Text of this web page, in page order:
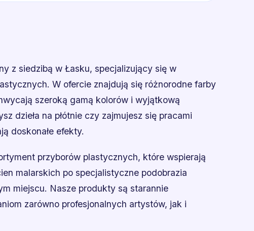
z siedzibą w Łasku, specjalizujący się w
W ofercie znajdują się różnorodne farby
szeroką gamą kolorów i wyjątkową
dzieła na płótnie czy zajmujesz się pracami
doskonałe efekty.
przyborów plastycznych, które wspierają
malarskich po specjalistyczne podobrazia
miejscu. Nasze produkty są starannie
zarówno profesjonalnych artystów, jak i